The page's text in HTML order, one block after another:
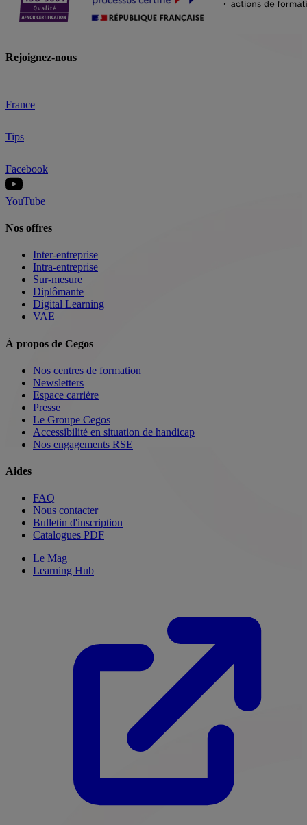
Rejoignez-nous
France
Tips
Facebook
YouTube
Nos offres
Inter-entreprise
Intra-entreprise
Sur-mesure
Diplômante
Digital Learning
VAE
À propos de Cegos
Nos centres de formation
Newsletters
Espace carrière
Presse
Le Groupe Cegos
Accessibilité en situation de handicap
Nos engagements RSE
Aides
FAQ
Nous contacter
Bulletin d'inscription
Catalogues PDF
Le Mag
Learning Hub